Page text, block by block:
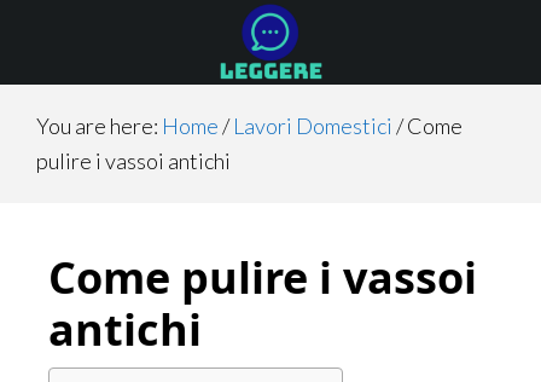
main
content
primary
sidebar
footer
You are here: Home/ Lavori Domestici /Come
pulire i vassoi antichi
Come pulire i vassoi
antichi